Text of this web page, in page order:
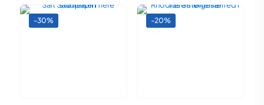
kan
kan
-30% -20%